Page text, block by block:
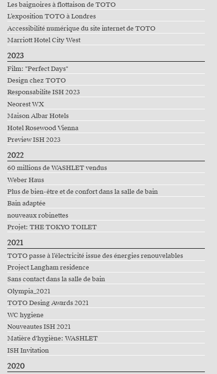
Les baignoires à flottaison de TOTO
L’exposition TOTO à Londres
Accessibilité numérique du site internet de TOTO
Marriott Hotel City West
2023
Film: "Perfect Days"
Design chez TOTO
Responsabilite ISH 2023
Neorest WX
Maison Albar Hotels
Hotel Rosewood Vienna
Preview ISH 2023
2022
60 millions de WASHLET vendus
Weber Haus
Plus de bien-être et de confort dans la salle de bain
Bain adaptée
nouveaux robinettes
Projet: THE TOKYO TOILET
2021
TOTO passe à l’électricité issue des énergies renouvelables
Project Langham residence
Sans contact dans la salle de bain
Olympia_2021
TOTO Desing Awards 2021
WC hygiene
Nouveautes ISH 2021
Matière d'hygiène: WASHLET
ISH Invitation
2020